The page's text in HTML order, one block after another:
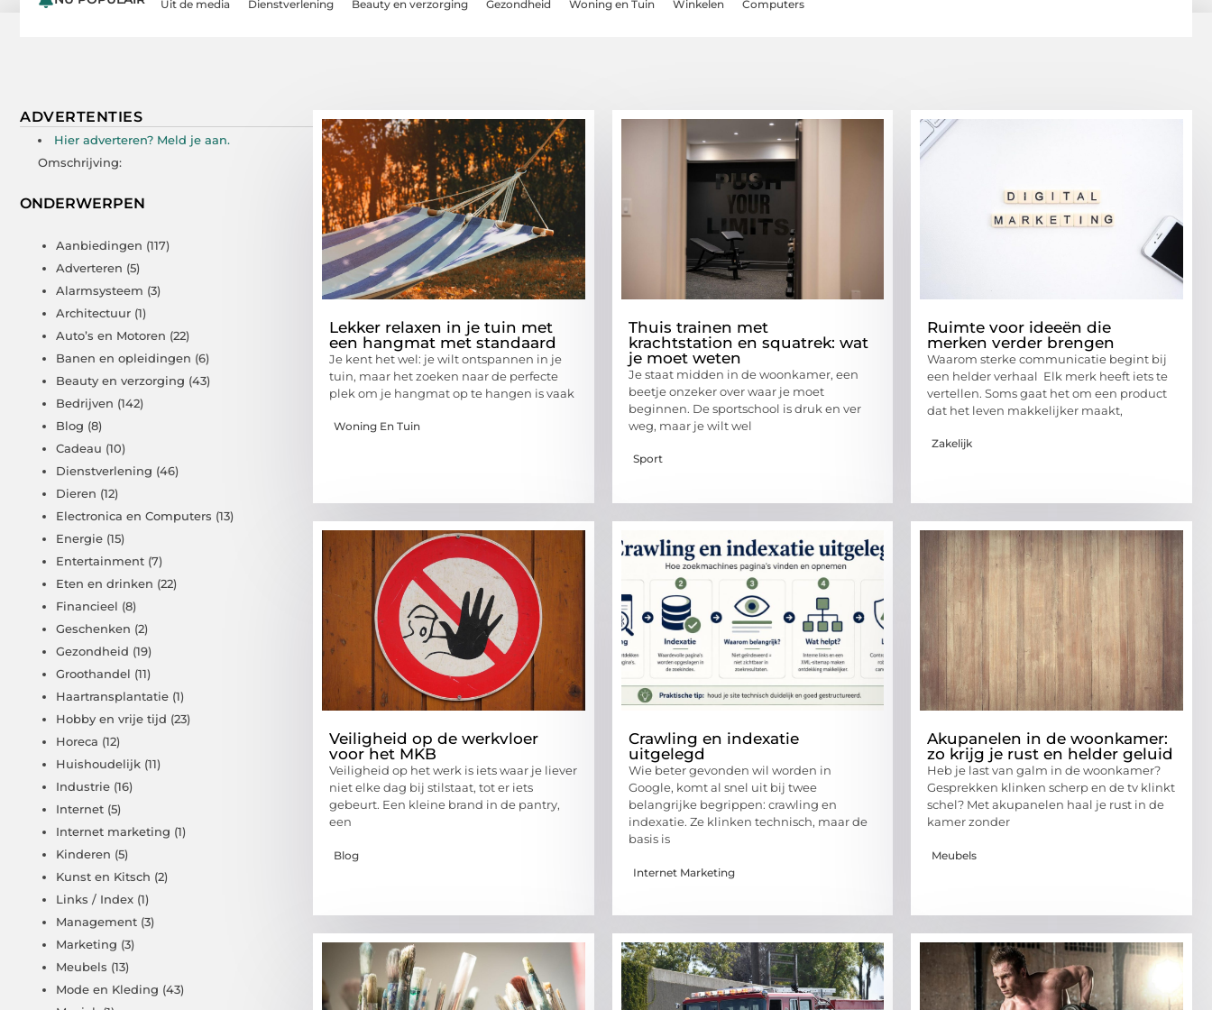
Uit de media Dienstverlening Beauty en verzorging Gezondheid Woning en Tuin Winkelen Computers
ADVERTENTIES
Hier adverteren? Meld je aan.
Omschrijving:
ONDERWERPEN
Aanbiedingen (117)
Adverteren (5)
Alarmsysteem (3)
Architectuur (1)
Auto’s en Motoren (22)
Banen en opleidingen (6)
Beauty en verzorging (43)
Bedrijven (142)
Blog (8)
Cadeau (10)
Dienstverlening (46)
Dieren (12)
Electronica en Computers (13)
Energie (15)
Entertainment (7)
Eten en drinken (22)
Financieel (8)
Geschenken (2)
Gezondheid (19)
Groothandel (11)
Haartransplantatie (1)
Hobby en vrije tijd (23)
Horeca (12)
Huishoudelijk (11)
Industrie (16)
Internet (5)
Internet marketing (1)
Kinderen (5)
Kunst en Kitsch (2)
Links / Index (1)
Management (3)
Marketing (3)
Meubels (13)
Mode en Kleding (43)
Lekker relaxen in je tuin met
een hangmat met standaard
Je kent het wel: je wilt ontspannen in je
tuin, maar het zoeken naar de perfecte
plek om je hangmat op te hangen is vaak
Woning En Tuin
Thuis trainen met
krachtstation en squatrek: wat
je moet weten
Je staat midden in de woonkamer, een
beetje onzeker over waar je moet
beginnen. De sportschool is druk en ver
weg, maar je wilt wel
Sport
Ruimte voor ideeën die
merken verder brengen
Waarom sterke communicatie begint bij
een helder verhaal Elk merk heeft iets te
vertellen. Soms gaat het om een product
dat het leven makkelijker maakt,
Zakelijk
Veiligheid op de werkvloer
voor het MKB
Veiligheid op het werk is iets waar je liever
niet elke dag bij stilstaat, tot er iets
gebeurt. Een kleine brand in de pantry,
een
Blog
Crawling en indexatie
uitgelegd
Wie beter gevonden wil worden in
Google, komt al snel uit bij twee
belangrijke begrippen: crawling en
indexatie. Ze klinken technisch, maar de
basis is
Internet Marketing
Akupanelen in de woonkamer:
zo krijg je rust en helder geluid
Heb je last van galm in de woonkamer?
Gesprekken klinken scherp en de tv klinkt
schel? Met akupanelen haal je rust in de
kamer zonder
Meubels